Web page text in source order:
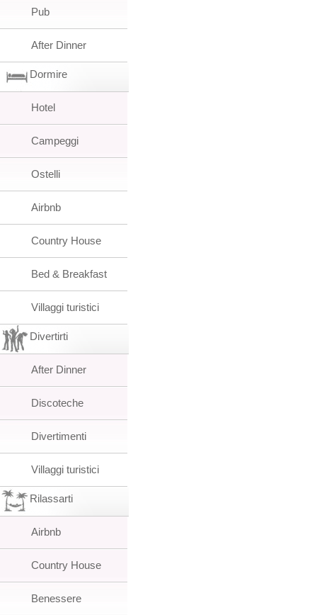
Pub
After Dinner
Dormire
Hotel
Campeggi
Ostelli
Airbnb
Country House
Bed & Breakfast
Villaggi turistici
Divertirti
After Dinner
Discoteche
Divertimenti
Villaggi turistici
Rilassarti
Airbnb
Country House
Benessere